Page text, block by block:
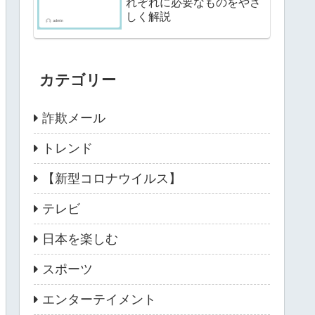
れぞれに必要なものをやさ
しく解説
カテゴリー
詐欺メール
トレンド
【新型コロナウイルス】
テレビ
日本を楽しむ
スポーツ
エンターテイメント